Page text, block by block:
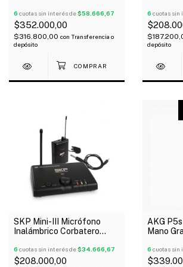
Doble
6 cuotas sin interés de$58.666,67
$352.000,00
$316.800,00 con Transferencia o
depósito
6 cuotas sin
depósito
SKP Mini-III Micrófono
Inalámbrico Corbatero
6 cuotas sin interés de$34.666,67
$208.000,00
AKG
Mano
Oferta!
6 cuotas sin